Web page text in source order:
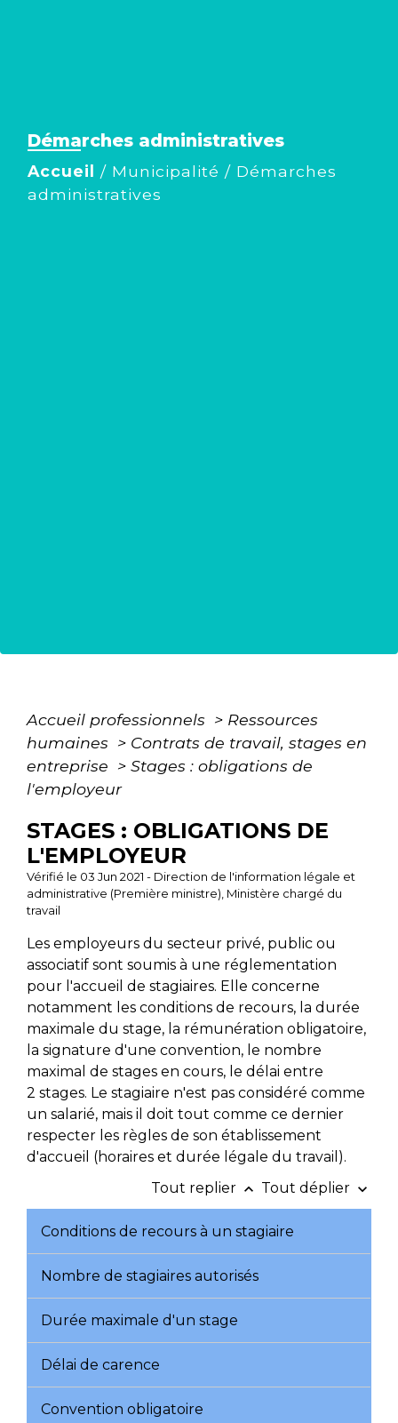
Démarches administratives
Accueil / Municipalité / Démarches
administratives
Accueil professionnels > Ressources
humaines > Contrats de travail, stages en
entreprise > Stages : obligations de
l'employeur
STAGES : OBLIGATIONS DE
L'EMPLOYEUR
Vérifié le 03 Jun 2021 - Direction de l'information légale et
administrative (Première ministre), Ministère chargé du
travail
Les employeurs du secteur privé, public ou
associatif sont soumis à une réglementation
pour l'accueil de stagiaires. Elle concerne
notamment les conditions de recours, la durée
maximale du stage, la rémunération obligatoire,
la signature d'une convention, le nombre
maximal de stages en cours, le délai entre
2 stages. Le stagiaire n'est pas considéré comme
un salarié, mais il doit tout comme ce dernier
respecter les règles de son établissement
d'accueil (horaires et durée légale du travail).
Tout replier keyboard_arrow_up Tout déplier keyboard_arrow_down
Conditions de recours à un stagiaire
Nombre de stagiaires autorisés
Durée maximale d'un stage
Délai de carence
Convention obligatoire